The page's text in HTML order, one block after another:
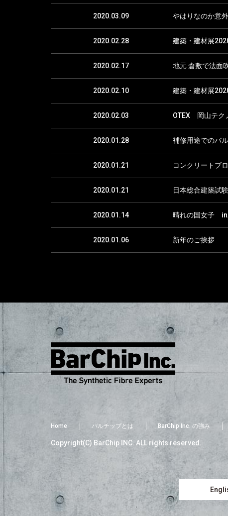
2020.03.09 やはりなのか意
2020.02.28 建築・建材展
2020.02.17 地元 倉敷で法面
2020.02.10 建築・建材展
2020.02.03 OTEX 岡山テク
2020.01.28 補修用途でのバ
2020.01.21 コンクリートブ
2020.01.21 日本総合建築試
2020.01.14 晴れの国女子 in
2020.01.06 新年のご挨拶
Home バルチップとは BarChip Inc. の強み
Copyright(C) BarChip INC. ALL rights reserved.